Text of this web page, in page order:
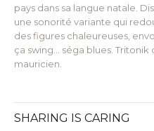
pays dans sa langue natale.
une sonorité variante qui
des figures chaleureuses,
ça swing… séga blues.
mauricien.
SHARING IS CARING